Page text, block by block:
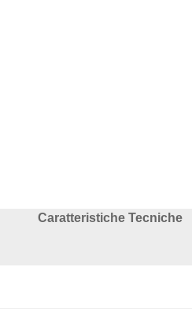
Caratteristiche Tecniche